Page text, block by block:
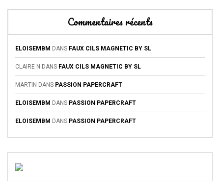
Commentaires récents
ELOISEMBM DANS FAUX CILS MAGNETIC BY SL
CLAIRE N DANS FAUX CILS MAGNETIC BY SL
MARTIN DANS PASSION PAPERCRAFT
ELOISEMBM DANS PASSION PAPERCRAFT
ELOISEMBM DANS PASSION PAPERCRAFT